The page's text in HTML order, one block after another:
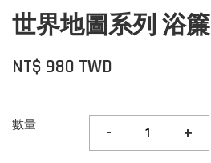
世界地圖系列 浴簾
NT$ 980 TWD
數量 - +